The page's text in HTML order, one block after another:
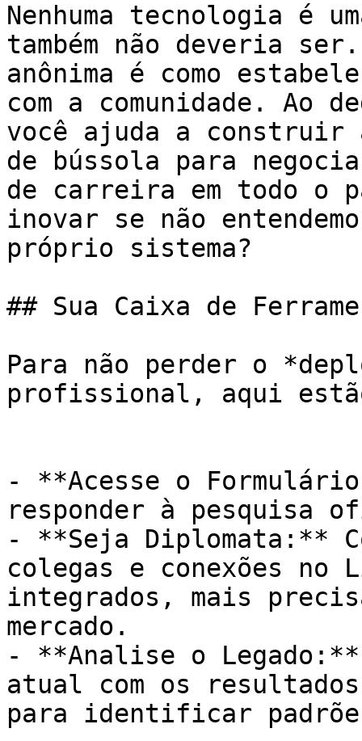
Nenhuma tecnologia é
também não deveria
anônima é como
com a comunidade. Ao
você ajuda a construir
de bússola para
de carreira em todo o
inovar se não
próprio sistema?
## Sua Caixa de
Para não perder o
profissional, aqui
- **Acesse o
responder à pesquisa
- **Seja Diplomata:**
colegas e conexões no
integrados, mais
mercado.
- **Analise o Legado:**
atual com os
para identificar